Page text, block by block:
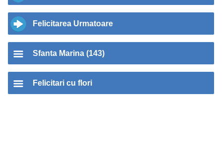
Felicitarea Urmatoare
Sfanta Marina (143)
Felicitari cu flori